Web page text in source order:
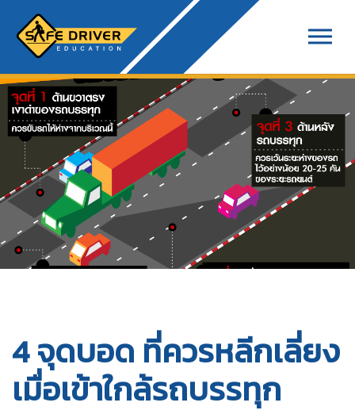
4 จุดบอด ที่ควรหลีกเลี่ยง
เมื่อเข้าใกล้รถบรรทุก